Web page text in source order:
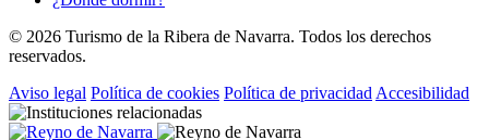
© 2026 Turismo de la Ribera de Navarra. Todos los derechos
reservados.
Aviso legal Política de cookies Política de privacidad Accesibilidad